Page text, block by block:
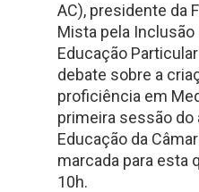
AC), presidente da
Mista pela Inclusão
Educação
debate sobre a
proficiência em
primeira sessão do
Educação da
marcada para esta
10h.